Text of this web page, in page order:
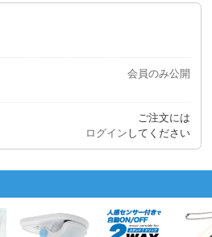
会員のみ公開
ご注文には
ログイン してください